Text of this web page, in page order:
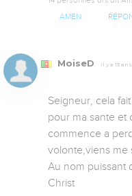
AMEN
MoiseD Il y a 13
Seigneur, cela
pour ma sante et
commence a
volonte,viens me
Au nom puissant
Christ